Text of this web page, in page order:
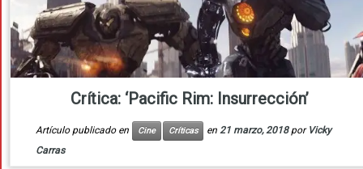
Crítica: ‘Pacific Rim: Insurrección’
Artículo publicado en Cine Críticas en 21 marzo, 2018 por Vicky
Carras